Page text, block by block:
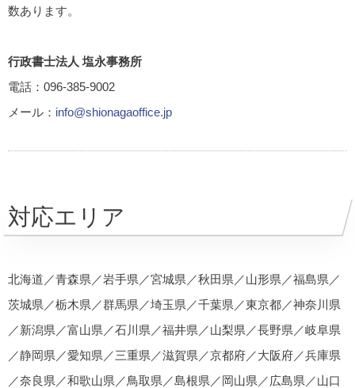
数あります。
行政書士法人 塩永事務所
電話：096-385-9002
メール： info@shionagaoffice.jp
対応エリア
北海道／青森県／岩手県／宮城県／秋田県／山形県／福島県／
茨城県／栃木県／群馬県／埼玉県／千葉県／東京都／神奈川県
／新潟県／富山県／石川県／福井県／山梨県／長野県／岐阜県
／静岡県／愛知県／三重県／滋賀県／京都府／大阪府／兵庫県
／奈良県／和歌山県／鳥取県／島根県／岡山県／広島県／山口